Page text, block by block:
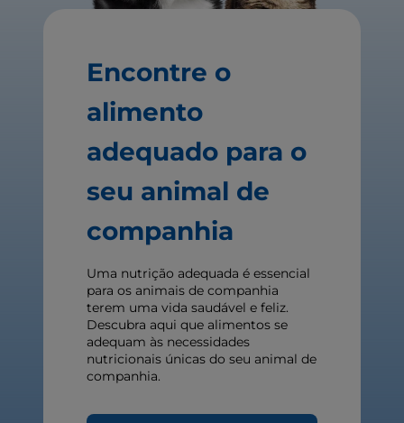
Encontre o
alimento
adequado para o
seu animal de
companhia
Uma nutrição adequada é essencial
para os animais de companhia
terem uma vida saudável e feliz.
Descubra aqui que alimentos se
adequam às necessidades
nutricionais únicas do seu animal de
companhia.